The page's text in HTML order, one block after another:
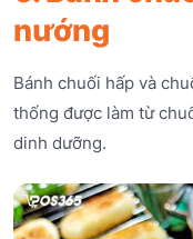
nướng
Bánh chuối hấp và
thống được làm từ
dinh dưỡng.